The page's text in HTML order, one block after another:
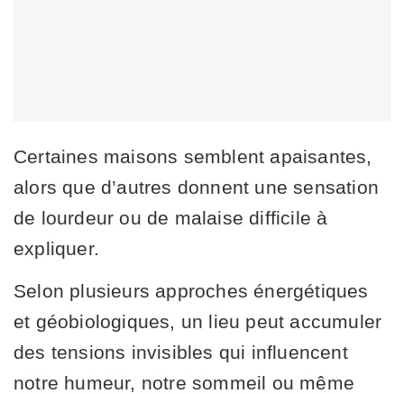
Certaines maisons semblent apaisantes,
alors que d’autres donnent une sensation
de lourdeur ou de malaise difficile à
expliquer.
Selon plusieurs approches énergétiques
et géobiologiques, un lieu peut accumuler
des tensions invisibles qui influencent
notre humeur, notre sommeil ou même